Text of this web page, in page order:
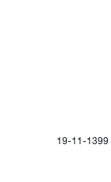
1399-11-19